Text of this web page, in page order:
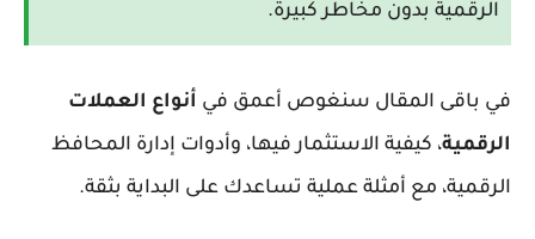
الرقمية بدون مخاطر كبيرة.
في باقى المقال سنغوص أعمق في أنواع العملات
الرقمية، كيفية الاستثمار فيها، وأدوات إدارة المحافظ
الرقمية، مع أمثلة عملية تساعدك على البداية بثقة.